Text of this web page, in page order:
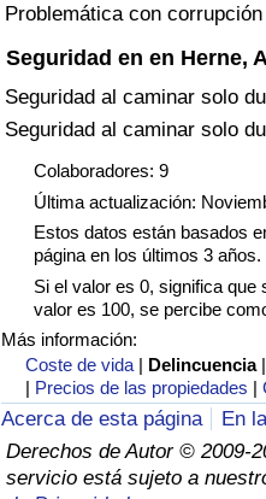
Problemática con
Seguridad en en Herne,
Seguridad al caminar solo
Seguridad al caminar solo
Colaboradores: 9
Última actualización:
Estos datos están basados
página en los últimos 3 años.
Si el valor es 0, significa
valor es 100, se percibe
Más información:
Coste de vida | Delincuencia
| Precios de las propiedades |
Acerca de esta página
En
Derechos de Autor © 2009-
servicio está sujeto a
Índice de Tráfico
Índice de Tráfico (Actual)
Índice de Tráfico por País